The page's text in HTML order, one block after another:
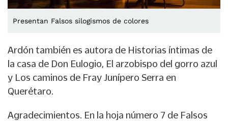
Presentan Falsos silogismos de colores
Ardón también es autora de Historias íntimas de
la casa de Don Eulogio, El arzobispo del gorro azul
y Los caminos de Fray Junípero Serra en
Querétaro.
Agradecimientos. En la hoja número 7 de Falsos